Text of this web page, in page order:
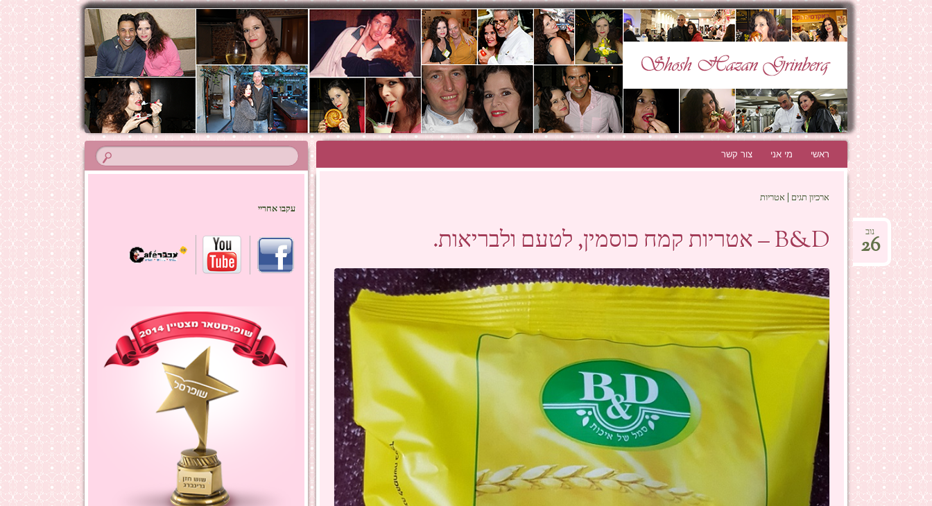
SHOSH HAZAN GRINBERG
THE BEST BLOG EVER!
לדלג לתוכן
ראשי מי אני צור קשר
ארכיון תגים | אטריות
B&D – אטריות קמח כוסמין, לטעם ולבריאות. נוב
26
עקבו אחריי